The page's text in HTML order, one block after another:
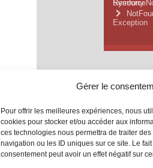
Gérer le
Pour offrir les meilleures expériences, nous
cookies pour stocker et/ou accéder aux
ces technologies nous permettra de traiter
navigation ou les ID uniques sur ce site. Le
consentement peut avoir un effet négatif sur
Mentions Légales